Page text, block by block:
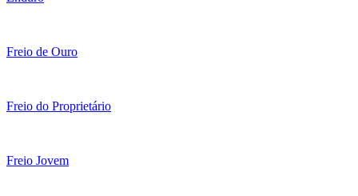
Freio de Ouro
Freio do Proprietário
Freio Jovem